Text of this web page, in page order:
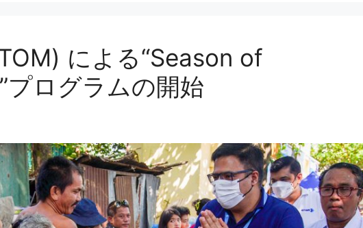
による“Season of
プログラムの開始